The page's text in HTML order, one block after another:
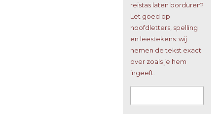
reistas laten borduren?
Let goed op
hoofdletters, spelling
en leestekens: wij
nemen de tekst exact
over zoals je hem
ingeeft.